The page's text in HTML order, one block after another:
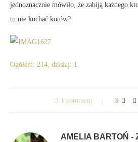
jednoznacznie mówiło, że zabiją każdego
tu nie kochać kotów?
Ogółem: 214, dzisiaj: 1
1 comment 0
AMELIA BARTOŃ -